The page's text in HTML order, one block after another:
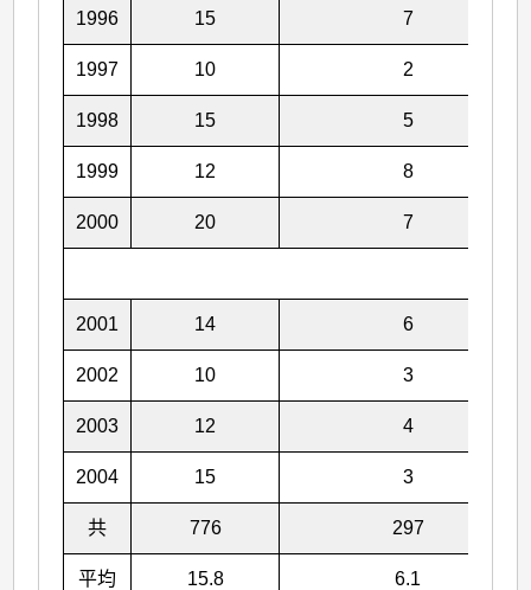
1996 15 7
1997 10 2
1998 15 5
1999 12 8
2000 20 7
2001 14 6
2002 10 3
2003 12 4
2004 15 3
共 776 297
平均 15.8 6.1